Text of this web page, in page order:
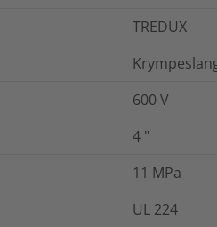
TREDUX
600 V
4 "
11 MPa
UL 224